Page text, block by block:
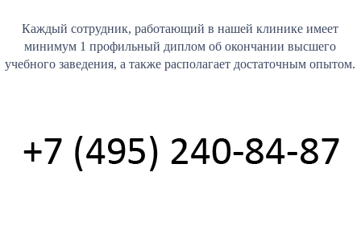
Каждый сотрудник, работающий в нашей клинике имеет
минимум 1 профильный диплом об окончании высшего
учебного заведения, а также располагает достаточным опытом.